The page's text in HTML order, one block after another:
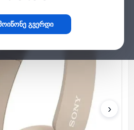
გვერდი
›